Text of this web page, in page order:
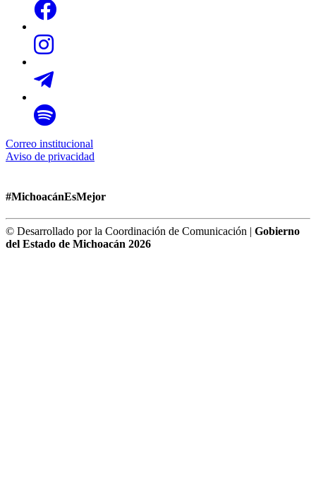
Correo institucional
Aviso de privacidad
#MichoacánEsMejor
© Desarrollado por la Coordinación de Comunicación | Gobierno
del Estado de Michoacán 2026